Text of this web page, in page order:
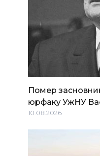
Помер
юрфаку УжНУ
10.08.2026